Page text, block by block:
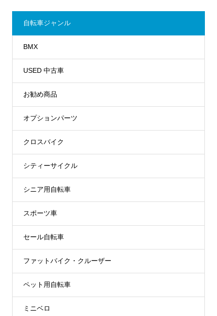
自転車ジャンル
BMX
USED 中古車
お勧め商品
オプションパーツ
クロスバイク
シティーサイクル
シニア用自転車
スポーツ車
セール自転車
ファットバイク・クルーザー
ペット用自転車
ミニベロ